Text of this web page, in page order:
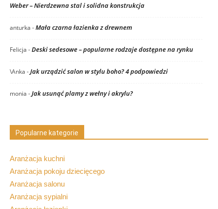
Weber – Nierdzewna stal i solidna konstrukcja
anturka -Mała czarna łazienka z drewnem
Felicja -Deski sedesowe – popularne rodzaje dostępne na rynku
\Anka -Jak urządzić salon w stylu boho? 4 podpowiedzi
monia -Jak usunąć plamy z wełny i akrylu?
Popularne kategorie
Aranżacja kuchni
Aranżacja pokoju dziecięcego
Aranżacja salonu
Aranżacja sypialni